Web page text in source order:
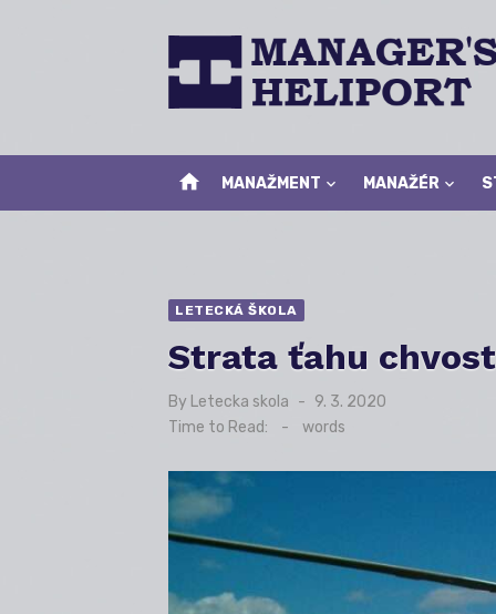
home MANAŽMENT MANAŽÉR
LETECKÁ ŠKOLA
Strata ťahu
By Letecka skola
Posted
on
9. 3. 2020
Time to Read:
- words